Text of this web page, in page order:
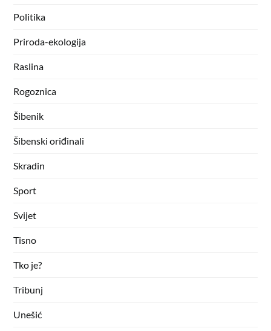
Politika
Priroda-ekologija
Raslina
Rogoznica
Šibenik
Šibenski oriđinali
Skradin
Sport
Svijet
Tisno
Tko je?
Tribunj
Unešić